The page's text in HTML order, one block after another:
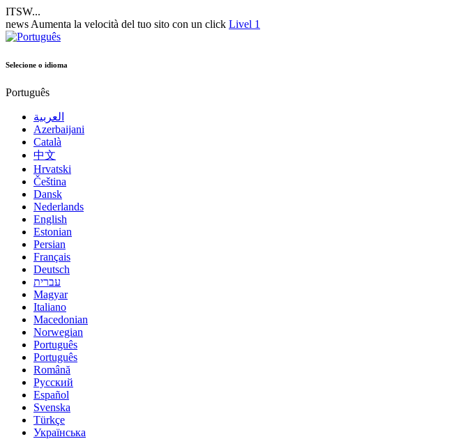
ITSW...
news Aumenta la velocità del tuo sito con un click Livel 1
Selecione o idioma
Português
العربية
Azerbaijani
Català
中文
Hrvatski
Čeština
Dansk
Nederlands
English
Estonian
Persian
Français
Deutsch
עברית
Magyar
Italiano
Macedonian
Norwegian
Português
Português
Română
Русский
Español
Svenska
Türkçe
Українська